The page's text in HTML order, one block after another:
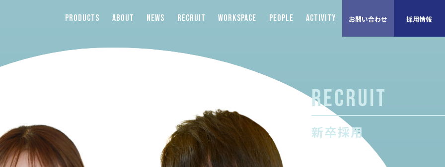
PRODUCTS ABOUT NEWS RECRUIT WORKSPACE PEOPLE ACTIVITY お問い合わせ 採用情報
RECRUIT
新卒採用